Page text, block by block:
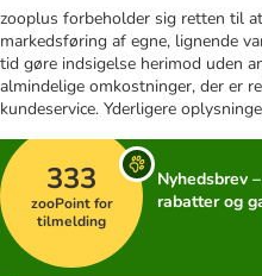
zooplus forbeholder sig retten til
markedsføring af egne, lignende
tid gøre indsigelse herimod uden
almindelige omkostninger, der er
kundeservice. Yderligere
333
zooPoint for
tilmelding
Nyhedsbrev
rabatter og